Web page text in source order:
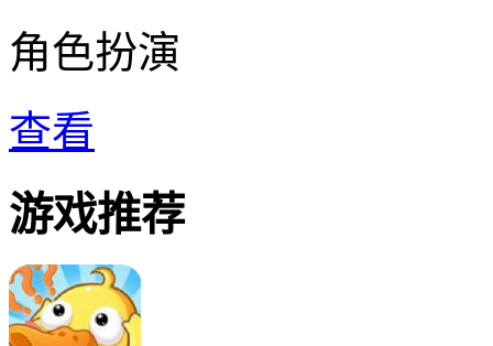
角色扮演
查看
游戏推荐